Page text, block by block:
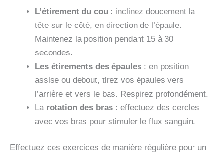
L’étirement du cou : inclinez doucement la
tête sur le côté, en direction de l’épaule.
Maintenez la position pendant 15 à 30
secondes.
Les étirements des épaules : en position
assise ou debout, tirez vos épaules vers
l’arrière et vers le bas. Respirez profondément.
La rotation des bras : effectuez des cercles
avec vos bras pour stimuler le flux sanguin.
Effectuez ces exercices de manière régulière pour un